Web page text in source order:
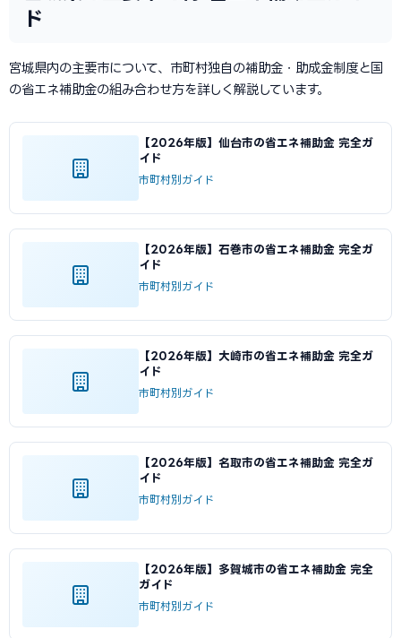
ド
宮城県内の主要市について、市町村独自の補助金・助成金制度と国
の省エネ補助金の組み合わせ方を詳しく解説しています。
【2026年版】仙台市の省エネ補助金 完全ガ
イド
市町村別ガイド
【2026年版】石巻市の省エネ補助金 完全ガ
イド
市町村別ガイド
【2026年版】大崎市の省エネ補助金 完全ガ
イド
市町村別ガイド
【2026年版】名取市の省エネ補助金 完全ガ
イド
市町村別ガイド
【2026年版】多賀城市の省エネ補助金 完全
ガイド
市町村別ガイド